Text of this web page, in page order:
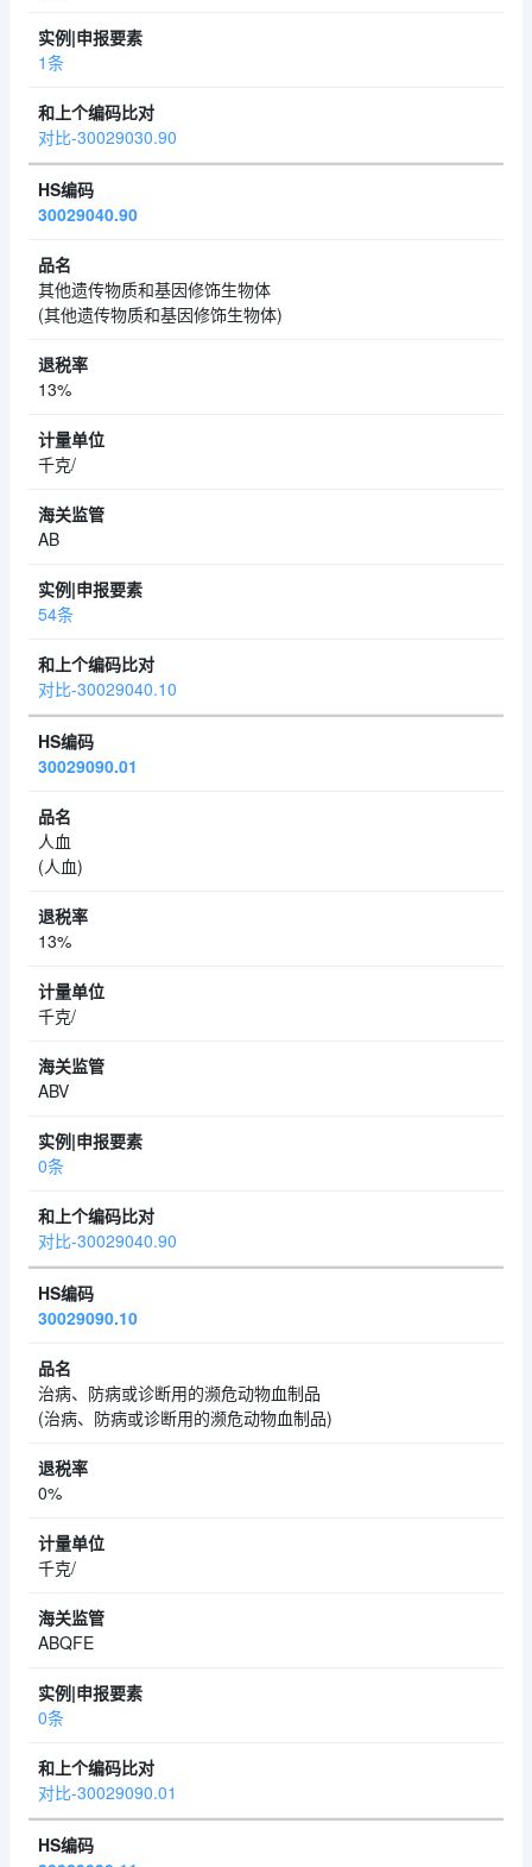
1条
对比-30029030.90
30029040.90
其他遗传物质和基因修饰生物体
(其他遗传物质和基因修饰生物体)
13%
千克/
AB
54条
对比-30029040.10
30029090.01
人血
(人血)
13%
千克/
ABV
0条
对比-30029040.90
30029090.10
治病、防病或诊断用的濒危动物血制品
(治病、防病或诊断用的濒危动物血制品)
0%
千克/
ABQFE
0条
对比-30029090.01